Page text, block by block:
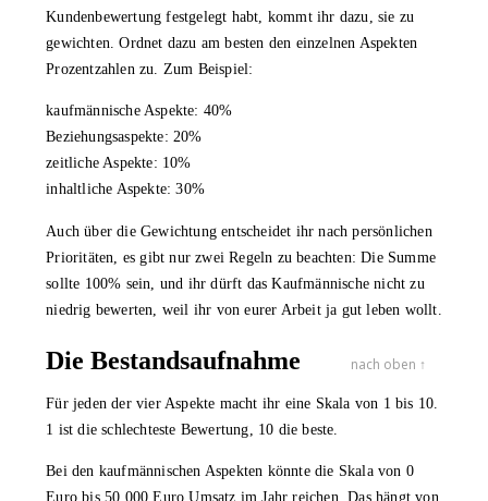
Kundenbewertung festgelegt habt, kommt ihr dazu, sie zu
gewichten. Ordnet dazu am besten den einzelnen Aspekten
Prozentzahlen zu. Zum Beispiel:
kaufmännische Aspekte: 40%
Beziehungsaspekte: 20%
zeitliche Aspekte: 10%
inhaltliche Aspekte: 30%
Auch über die Gewichtung entscheidet ihr nach persönlichen
Prioritäten, es gibt nur zwei Regeln zu beachten: Die Summe
sollte 100% sein, und ihr dürft das Kaufmännische nicht zu
niedrig bewerten, weil ihr von eurer Arbeit ja gut leben wollt.
Die Bestandsaufnahme nach oben ↑
Für jeden der vier Aspekte macht ihr eine Skala von 1 bis 10.
1 ist die schlechteste Bewertung, 10 die beste.
Bei den kaufmännischen Aspekten könnte die Skala von 0
Euro bis 50.000 Euro Umsatz im Jahr reichen. Das hängt von